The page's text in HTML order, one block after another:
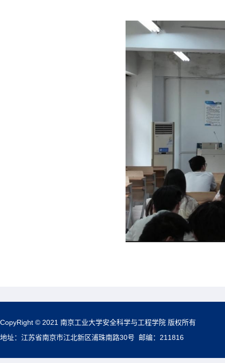
CopyRight © 2021 南京工业大学安全科学与工程学院 版权所有
地址：江苏省南京市江北新区浦珠南路30号 邮编：211816